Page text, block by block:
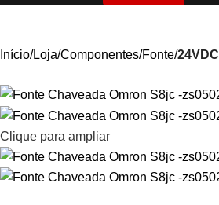
Início Loja Componentes Fonte 24VDC
Clique para ampliar